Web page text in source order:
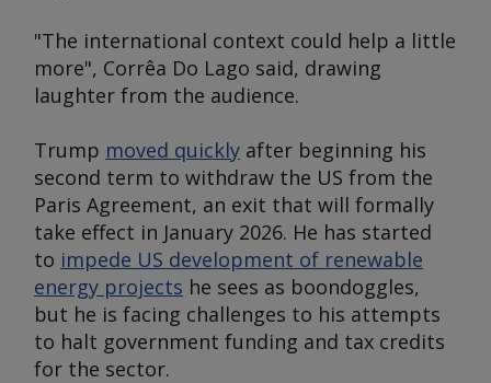
"The international context could help a little
more", Corrêa Do Lago said, drawing
laughter from the audience.
Trump moved quickly after beginning his
second term to withdraw the US from the
Paris Agreement, an exit that will formally
take effect in January 2026. He has started
to impede US development of renewable
energy projects he sees as boondoggles,
but he is facing challenges to his attempts
to halt government funding and tax credits
for the sector.